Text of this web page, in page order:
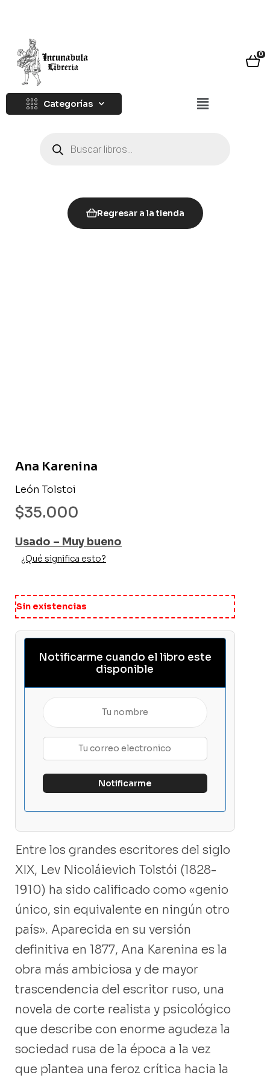
0
Categorías
Regresar a la tienda
Ana Karenina
León Tolstoi
$35.000
Usado – Muy bueno
¿Qué significa esto?
Sin existencias
Notificarme cuando el libro este
disponible
Entre los grandes escritores del siglo
XIX, Lev Nicoláievich Tolstói (1828-
1910) ha sido calificado como «genio
único, sin equivalente en ningún otro
país». Aparecida en su versión
definitiva en 1877, Ana Karenina es la
obra más ambiciosa y de mayor
trascendencia del escritor ruso, una
novela de corte realista y psicológico
que describe con enorme agudeza la
sociedad rusa de la época a la vez
que plantea una feroz crítica hacia la